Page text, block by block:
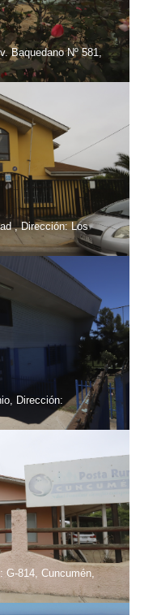
Baquedano Nº 581,
, Dirección: Los
Dirección:
G-814, Cuncumén,